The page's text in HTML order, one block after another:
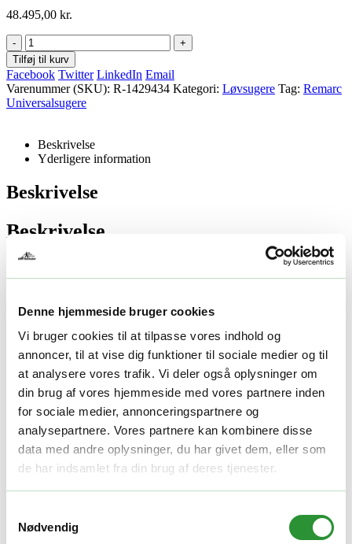
Denne hjemmeside bruger cookies
Vi bruger cookies til at tilpasse vores indhold og
annoncer, til at vise dig funktioner til sociale medier og til
at analysere vores trafik. Vi deler også oplysninger om
din brug af vores hjemmeside med vores partnere inden
for sociale medier, annonceringspartnere og
analysepartnere. Vores partnere kan kombinere disse
data med andre oplysninger, du har givet dem, eller som
de har indsamlet fra din brug af deres tjenester.
Nødvendig
48.495,00 kr.
-
+
Tilføj til kurv
Facebook Twitter LinkedIn Email
Varenummer (SKU): R-1429434 Kategori: Løvsugere Tag: Remarc
Universalsugere
Beskrivelse
Yderligere information
Beskrivelse
Beskrivelse
REMARC LS 5000 E SW er en alsidig universalsuger, ideel til både
indendørs og udendørs rengøringsopgaver. Udstyret med en
(svarende til 4 hk), hvilket sikrer effektiv fjernelse af affald som
Nøglefunktioner:
Arbejdsbredde: 80 cm, hvilket muliggør hurtig rengøring af
større områder.
Opsamlingskapacitet:
Standard 240-liters opsamlerpose til
vådt løv, med mulighed for forskellige poser tilpasset
specifikke behov.
Driftstid: Afhængig af motorhastigheden kan maskinen køre
op til 2,6 timer på en enkelt opladning.
Opladningstid:
En fuld opladning tager cirka 2,5 timer med
det medfølgende opladningsudstyr.